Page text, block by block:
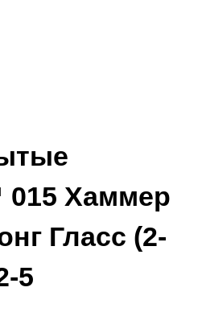
Хаммер
Гласс (2-
5